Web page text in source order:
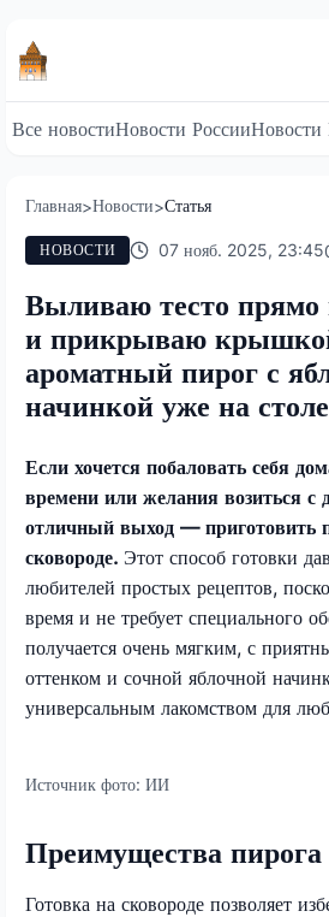
Все новостиНовости РоссииНовости
Главная>Новости>Статья
НОВОСТИ 07 нояб. 2025, 23:45
Выливаю тесто прямо
и прикрываю
ароматный пирог с
начинкой уже на столе
Если хочется побаловать себя
времени или желания возиться с
отличный выход — приготовить
сковороде. Этот способ готовки
любителей простых рецептов,
время и не требует специального
получается очень мягким, с
оттенком и сочной яблочной
универсальным лакомством для
Источник фото: ИИ
Преимущества пирога
Готовка на сковороде позволяет